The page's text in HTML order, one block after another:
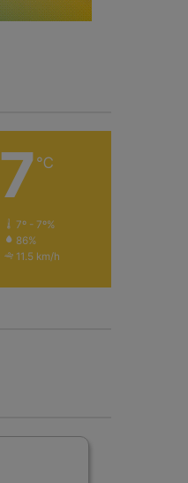
7 ℃
7º - 7º%
86%
11.5 km/h